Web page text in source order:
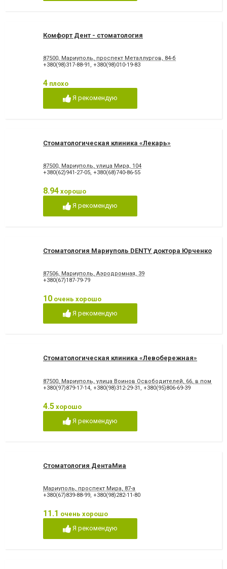
Удаление постоянного зуба
Фторирование зубов и
восстановление эмали
реставрация зубов
Элайнеры
Комфорт Дент - стоматология
87500, Мариуполь, проспект Металлургов, 84-б
+380(98)317-88-91 , +380(98)010-19-83
4 плохо
Я рекомендую
Стоматологическая клиника «Лекарь»
87500, Мариуполь, улица Мира, 104
+380(62)941-27-05, +380(68)740-86-55
8.94 хорошо
Я рекомендую
Стоматология Мариуполь DENTY доктора Юрченко
87506, Мариуполь, Аэродромная, 39
+380(67)187-79-79
10 очень хорошо
Я рекомендую
Стоматологическая клиника «Левобережная»
87500, Мариуполь, улица Воинов Освободителей, 66, в
+380(97)879-17-14, +380(98)312-29-31 , +380(95)806-69-39
4.5 хорошо
Я рекомендую
Стоматология ДентаМиа
Мариуполь, проспект Мира, 87-а
+380(67)839-88-99, +380(98)282-11-80
11.1 очень хорошо
Я рекомендую